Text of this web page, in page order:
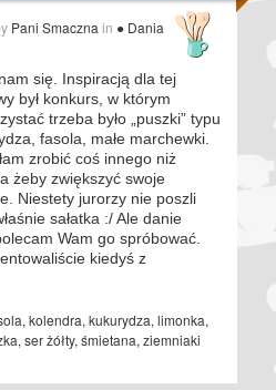
Pani Smaczna in ● Dania
się. Inspiracją dla tej
był konkurs, w którym
trzeba było „puszki” typu
fasola, małe marchewki.
zrobić coś innego niż
żeby zwiększyć swoje
Niestety jurorzy nie poszli
sałatka :/ Ale danie
Wam go spróbować.
kiedyś z
, kolendra, kukurydza, limonka,
, ser żółty, śmietana, ziemniaki